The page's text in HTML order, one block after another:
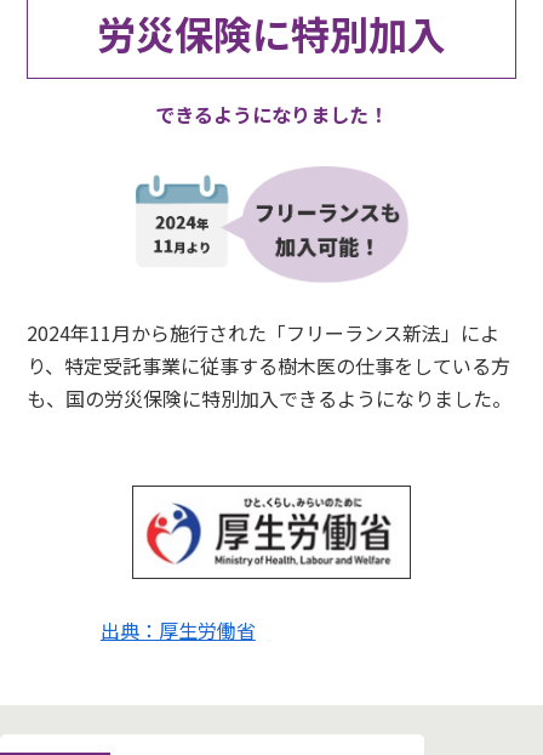
労災保険に特別加入
できるようになりました！
2024年11月から施行された「フリーランス新法」によ
り、特定受託事業に従事する樹木医の仕事をしている方
も、国の労災保険に特別加入できるようになりました。
出典：厚生労働省